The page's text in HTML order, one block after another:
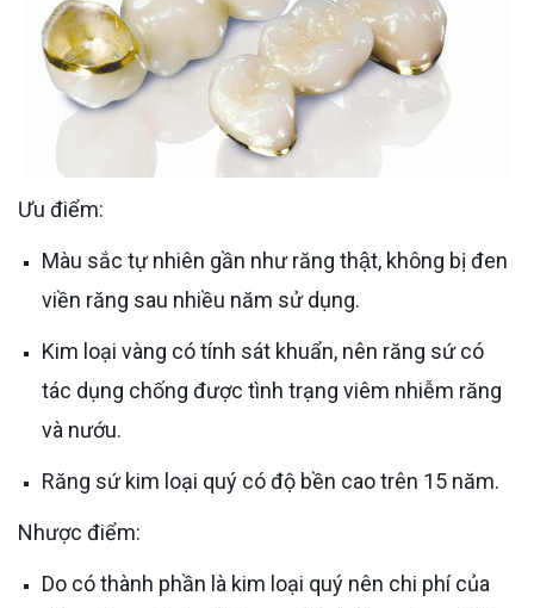
Ưu điểm:
Màu sắc tự nhiên gần như răng thật, không bị đen
viền răng sau nhiều năm sử dụng.
Kim loại vàng có tính sát khuẩn, nên răng sứ có
tác dụng chống được tình trạng viêm nhiễm răng
và nướu.
Răng sứ kim loại quý có độ bền cao trên 15 năm.
Nhược điểm:
Do có thành phần là kim loại quý nên chi phí của